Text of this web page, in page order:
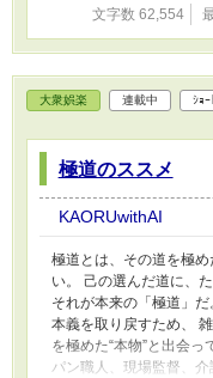
文字数 62,554
大衆娯楽 連載中 ｼｮｰ
極道のススメ
KAORUwithAI
極道とは、その道を極
い。 己の選んだ道に、
それが本来の「極道」
本義を取り戻すため、
を極めた“本物”と出会っ
パン職人、現場監督、